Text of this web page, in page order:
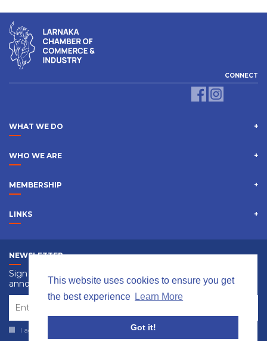
This website uses cookies to ensure you get
the best experience Learn More
Got it!
CONNECT
WHAT WE DO
WHO WE ARE
MEMBERSHIP
LINKS
NEWSLETTER
Sign up to receive information, events and special
announcements.
I agree with